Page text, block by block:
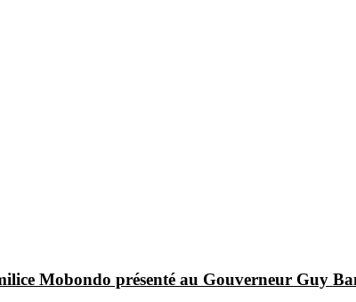
Mobondo présenté au Gouverneur Guy